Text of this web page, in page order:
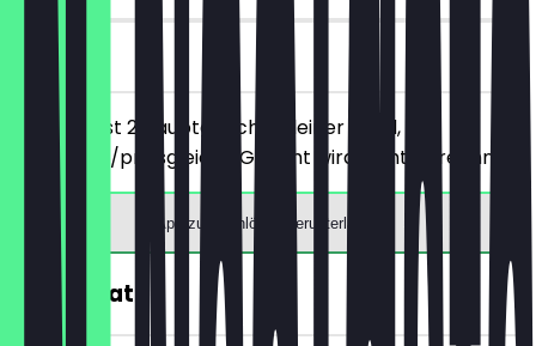
vor Ort
Du bestellst 2 Hauptgerichte deiner Wahl, das
günstigere/preisgleiche Gericht wird nicht berechnet.
App zum Einlösen herunterladen
30% Rabatt